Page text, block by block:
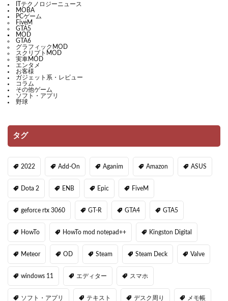
ITテクノロジーニュース
MOBA
PCゲーム
FiveM
GTA5
MOD
GTA6
グラフィックMOD
スクリプトMOD
実車MOD
エンタメ
お客様
ガジェット系・レビュー
コラム
その他ゲーム
ソフト・アプリ
野球
タグ
2022 Add-On Aganim Amazon ASUS
Dota 2 ENB Epic FiveM
geforce rtx 3060 GT-R GTA4 GTA5
HowTo HowTo mod notepad++ Kingston Digital
Meteor OD Steam Steam Deck Valve
windows 11 エディター スマホ
ソフト・アプリ テキスト デスク周り メモ帳